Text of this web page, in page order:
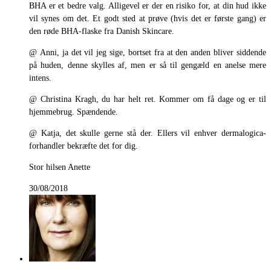
BHA er et bedre valg. Alligevel er der en risiko for, at din hud ikke
vil synes om det. Et godt sted at prøve (hvis det er første gang) er
den røde BHA-flaske fra Danish Skincare.
@ Anni, ja det vil jeg sige, bortset fra at den anden bliver siddende
på huden, denne skylles af, men er så til gengæld en anelse mere
intens.
@ Christina Kragh, du har helt ret. Kommer om få dage og er til
hjemmebrug. Spændende.
@ Katja, det skulle gerne stå der. Ellers vil enhver dermalogica-
forhandler bekræfte det for dig.
Stor hilsen Anette
30/08/2018